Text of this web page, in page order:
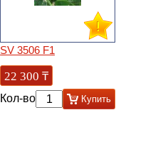
SV 3506 F1
22 300 ₸
Кол-во Купить